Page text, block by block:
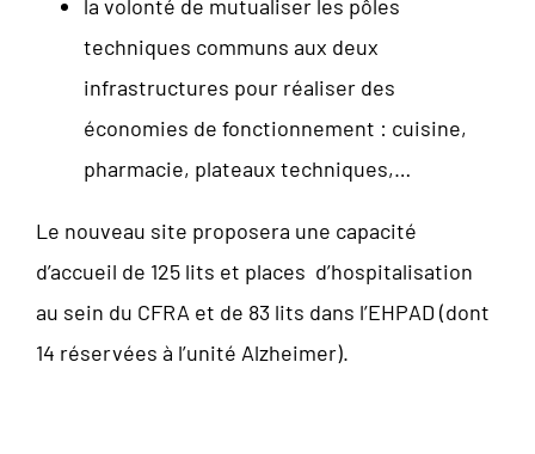
la volonté de mutualiser les pôles
techniques communs aux deux
infrastructures pour réaliser des
économies de fonctionnement : cuisine,
pharmacie, plateaux techniques,…
Le nouveau site proposera une capacité
d’accueil de 125 lits et places d’hospitalisation
au sein du CFRA et de 83 lits dans l’EHPAD (dont
14 réservées à l’unité Alzheimer).